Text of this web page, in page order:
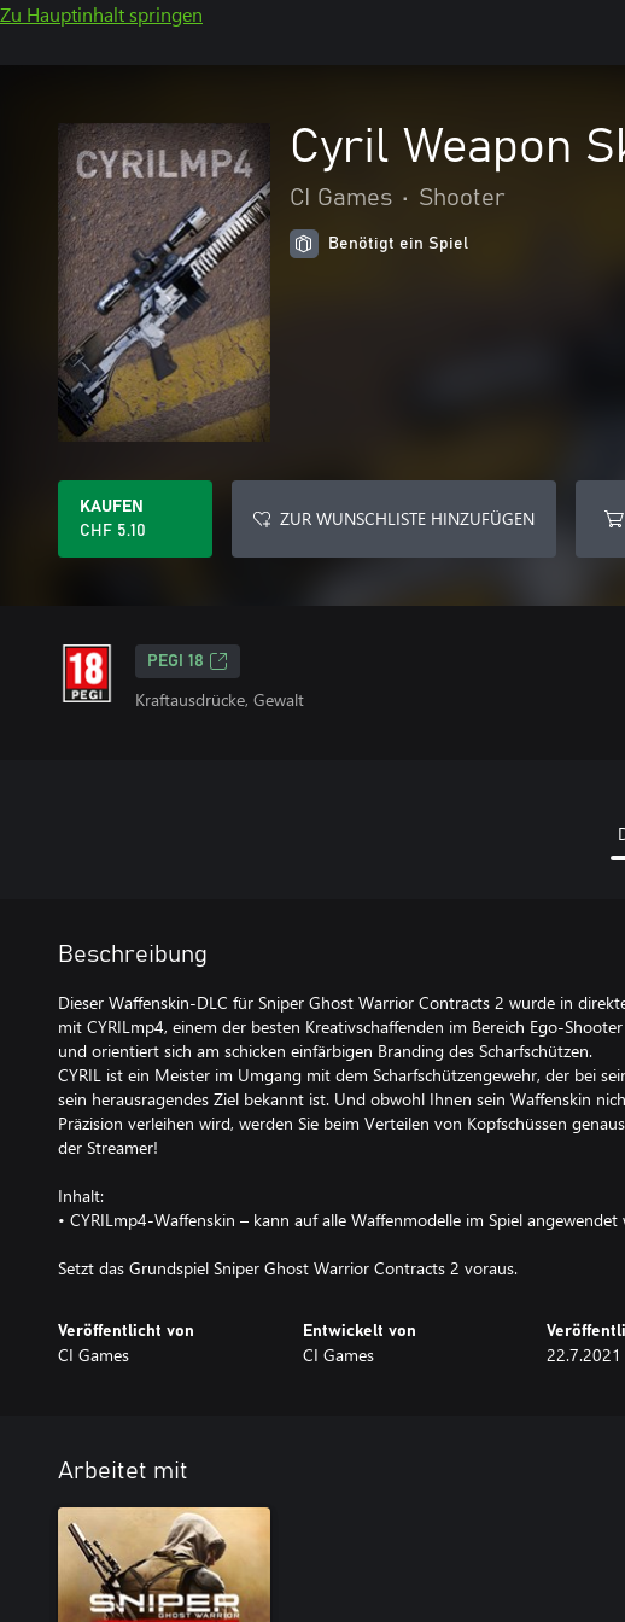
Zu Hauptinhalt springen
Cyril Weapon
CI Games • Shooter
Benötigt ein Spiel
KAUFEN
CHF 5.10
ZUR WUNSCHLISTE HINZUFÜGEN
PEGI 18
Kraftausdrücke, Gewalt
Beschreibung
Dieser Waffenskin-DLC für Sniper Ghost Warrior Contracts 2 wurde in
mit CYRILmp4, einem der besten Kreativschaffenden im Bereich Ego-
und orientiert sich am schicken einfärbigen Branding des Scharfschützen.
CYRIL ist ein Meister im Umgang mit dem Scharfschützengewehr, der bei
sein herausragendes Ziel bekannt ist. Und obwohl Ihnen sein Waffenskin
Präzision verleihen wird, werden Sie beim Verteilen von Kopfschüssen
der Streamer!
Inhalt:
• CYRILmp4-Waffenskin – kann auf alle Waffenmodelle im Spiel angewendet
Setzt das Grundspiel Sniper Ghost Warrior Contracts 2 voraus.
Veröffentlicht von
CI Games
Entwickelt von
CI Games 22.7.2021
Arbeitet mit